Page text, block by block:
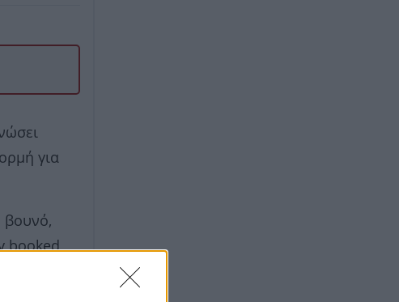
για
βουνό,
booked,